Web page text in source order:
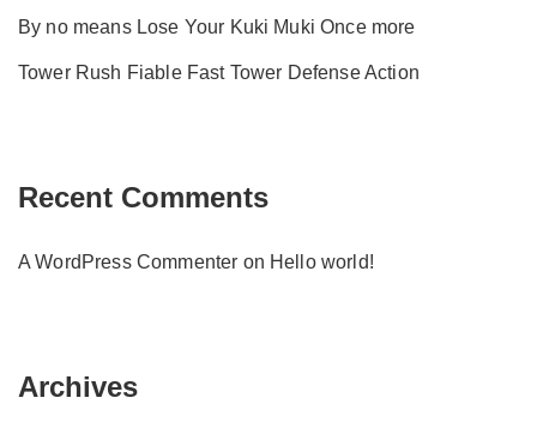
By no means Lose Your Kuki Muki Once more
Tower Rush Fiable Fast Tower Defense Action
Recent Comments
A WordPress Commenter on Hello world!
Archives